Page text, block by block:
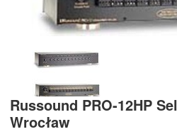
Russound PRO-12HP
Wrocław